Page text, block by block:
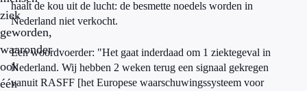
ziek
geworden,
waaronder
ook
één
haalt de kou uit de lucht: de besmette noedels worden in
Nederland niet verkocht.
Een woordvoerder: "Het gaat inderdaad om 1 ziektegeval in
Nederland. Wij hebben 2 weken terug een signaal gekregen
vanuit RASFF [het Europese waarschuwingssysteem voor